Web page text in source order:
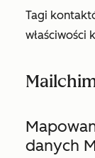
Tagi
właściwości
danych